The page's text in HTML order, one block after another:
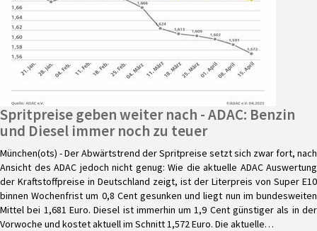
Spritpreise geben weiter nach - ADAC: Benzin
und Diesel immer noch zu teuer
München(ots) - Der Abwärtstrend der Spritpreise setzt sich zwar fort, nach
Ansicht des ADAC jedoch nicht genug: Wie die aktuelle ADAC Auswertung
der Kraftstoffpreise in Deutschland zeigt, ist der Literpreis von Super E10
binnen Wochenfrist um 0,8 Cent gesunken und liegt nun im bundesweiten
Mittel bei 1,681 Euro. Diesel ist immerhin um 1,9 Cent günstiger als in der
Vorwoche und kostet aktuell im Schnitt 1,572 Euro. Die aktuelle…